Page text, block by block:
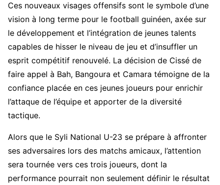
Ces nouveaux visages offensifs sont le symbole d’une
vision à long terme pour le football guinéen, axée sur
le développement et l’intégration de jeunes talents
capables de hisser le niveau de jeu et d’insuffler un
esprit compétitif renouvelé. La décision de Cissé de
faire appel à Bah, Bangoura et Camara témoigne de la
confiance placée en ces jeunes joueurs pour enrichir
l’attaque de l’équipe et apporter de la diversité
tactique.
Alors que le Syli National U-23 se prépare à affronter
ses adversaires lors des matchs amicaux, l’attention
sera tournée vers ces trois joueurs, dont la
performance pourrait non seulement définir le résultat